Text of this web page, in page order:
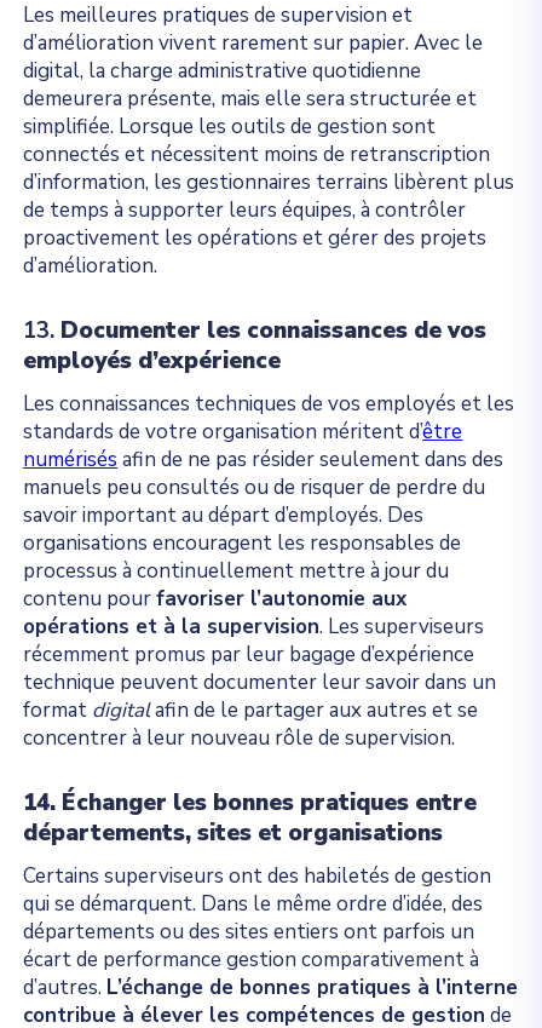
Les meilleures pratiques de supervision et
d’amélioration vivent rarement sur papier. Avec le
digital, la charge administrative quotidienne
demeurera présente, mais elle sera structurée et
simplifiée. Lorsque les outils de gestion sont
connectés et nécessitent moins de retranscription
d’information, les gestionnaires terrains libèrent plus
de temps à supporter leurs équipes, à contrôler
proactivement les opérations et gérer des projets
d’amélioration.
13. Documenter les connaissances de vos
employés d’expérience
Les connaissances techniques de vos employés et les
standards de votre organisation méritent d’être
numérisés afin de ne pas résider seulement dans des
manuels peu consultés ou de risquer de perdre du
savoir important au départ d’employés. Des
organisations encouragent les responsables de
processus à continuellement mettre à jour du
contenu pourfavoriser l’autonomie aux
opérations et à la supervision. Les superviseurs
récemment promus par leur bagage d’expérience
technique peuvent documenter leur savoir dans un
format digitalafin de le partager aux autres et se
concentrer à leur nouveau rôle de supervision.
14. Échanger les bonnes pratiques entre
départements, sites et organisations
Certains superviseurs ont des habiletés de gestion
qui se démarquent. Dans le même ordre d’idée, des
départements ou des sites entiers ont parfois un
écart de performance gestion comparativement à
d’autres. L’échange de bonnes pratiques à l’interne
contribue à élever les compétences de gestion de